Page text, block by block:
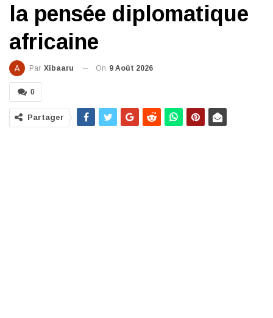
la pensée diplomatique
africaine
Par Xibaaru On 9 Août 2026
0
Partager